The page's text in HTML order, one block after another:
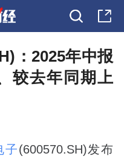
：2025年中报
较去年同期上
子(600570.SH)发布